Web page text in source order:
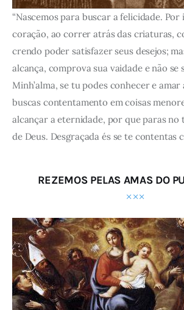
“Nascemos para buscar a felicidade. Por
coração, ao correr atrás das criaturas,
crendo poder satisfazer seus desejos;
alcança, comprova sua vaidade e não se
Minh’alma, se tu podes conhecer e
buscas contentamento em coisas
alcançar a eternidade, por que paras no
de Deus. Desgraçada és se te contentas
REZEMOS PELAS AMAS DO